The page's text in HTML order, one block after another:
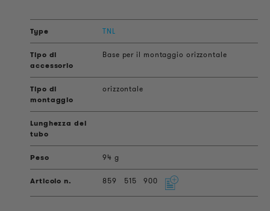
TNL
Base per il montaggio orizzontale
orizzontale
94 g
859 515 900